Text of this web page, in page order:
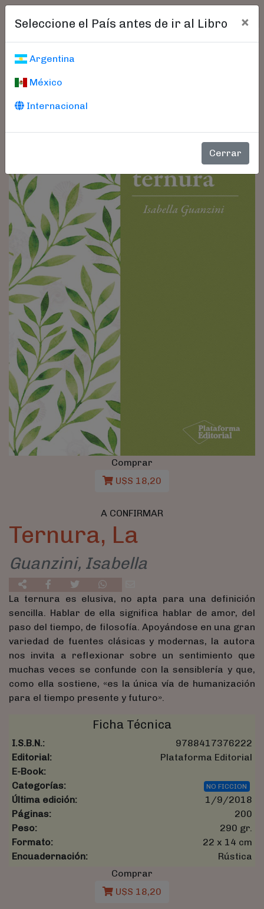
Seleccione el País antes de ir al Libro ×
Argentina
México
Internacional
Cerrar
Comprar
U$S 18,20
A CONFIRMAR
Ternura, La
Guanzini, Isabella
La ternura es elusiva, no apta para una definición
sencilla. Hablar de ella significa hablar de amor, del
paso del tiempo, de filosofía. Apoyándose en una gran
variedad de fuentes clásicas y modernas, la autora
nos invita a reflexionar sobre un sentimiento que
muchas veces se confunde con la sensiblería y que,
como ella sostiene, «es la única vía de humanización
para el tiempo presente y futuro».
Ficha Técnica
I.S.B.N.:
9788417376222
Editorial:
Plataforma Editorial
E-Book:
Categorías:
NO FICCION
Última edición:
1/9/2018
Páginas:
200
Peso:
290 gr.
Formato:
22 x 14 cm
Encuadernación:
Rústica
Comprar
U$S 18,20